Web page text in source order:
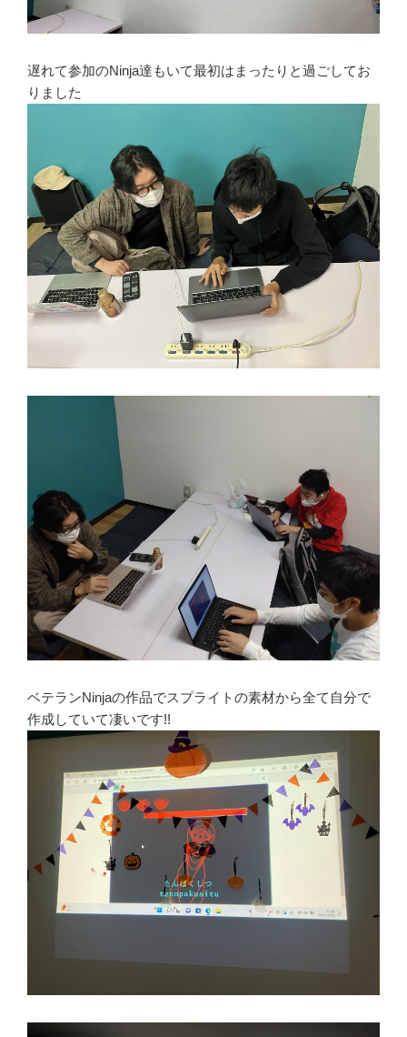
遅れて参加のNinja達もいて最初はまったりと過ごしてお
りました
ベテランNinjaの作品でスプライトの素材から全て自分で
作成していて凄いです!!